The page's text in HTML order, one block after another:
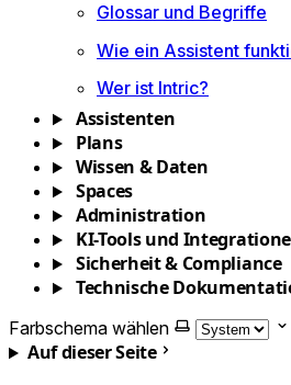
Glossar und Begriffe
Wie ein Assistent
Wer ist Intric?
Assistenten
Plans
Wissen & Daten
Spaces
Administration
KI-Tools und
Sicherheit & Compliance
Technische
Farbschema wählen
Auf dieser Seite